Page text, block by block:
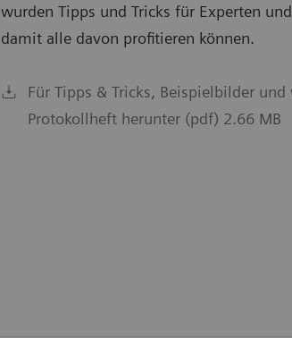
wurden Tipps und Tricks für Experten
damit alle davon profitieren können.
Für Tipps & Tricks, Beispielbilder
Protokollheft herunter (pdf) 2.66 MB